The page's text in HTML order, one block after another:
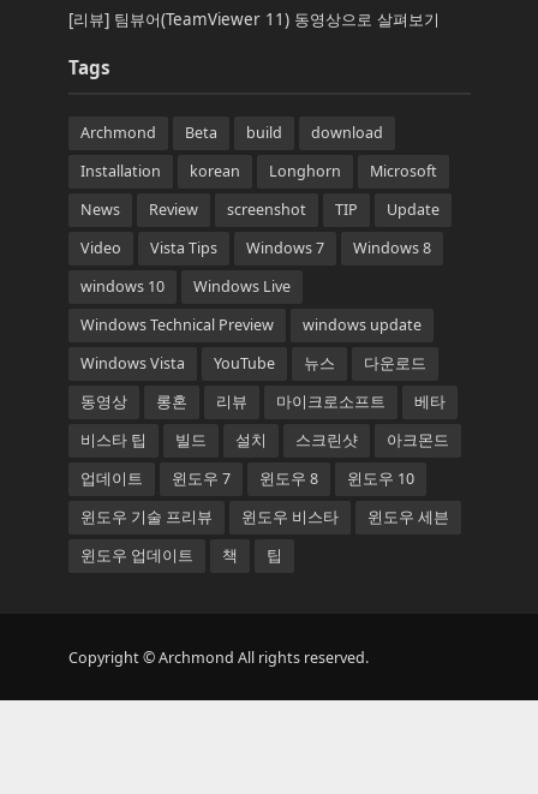
[리뷰] 팀뷰어(TeamViewer 11) 동영상으로 살펴보기
Tags
Archmond Beta build
download
Installation
korean Longhorn
Microsoft
News
Review screenshot TIP
Update
Video
Vista Tips Windows 7
Windows 8
windows 10
Windows Live
Windows Technical Preview
windows update
Windows Vista
YouTube 뉴스
다운로드
동영상
롱혼 리뷰 마이크로소프트
베타
비스타 팁
빌드 설치 스크린샷
아크몬드
업데이트
윈도우 7 윈도우 8
윈도우 10
윈도우 기술 프리뷰
윈도우 비스타
윈도우 세븐
윈도우 업데이트
책 팁
Copyright © Archmond All rights reserved.